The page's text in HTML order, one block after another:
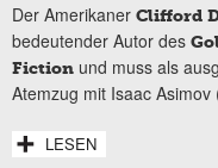
Der Amerikaner Clifford
bedeutender Autor des
Fiction und muss als
Atemzug mit Isaac Asimov
LESEN